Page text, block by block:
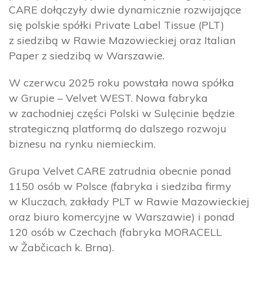
CARE dołączyły dwie dynamicznie rozwijające
się polskie spółki Private Label Tissue (PLT)
z siedzibą w Rawie Mazowieckiej oraz Italian
Paper z siedzibą w Warszawie.
W czerwcu 2025 roku powstała nowa spółka
w Grupie – Velvet WEST. Nowa fabryka
w zachodniej części Polski w Sulęcinie będzie
strategiczną platformą do dalszego rozwoju
biznesu na rynku niemieckim.
Grupa Velvet CARE zatrudnia obecnie ponad
1150 osób w Polsce (fabryka i siedziba firmy
w Kluczach, zakłady PLT w Rawie Mazowieckiej
oraz biuro komercyjne w Warszawie) i ponad
120 osób w Czechach (fabryka MORACELL
w Žabčicach k. Brna).